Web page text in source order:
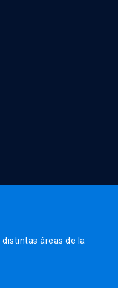
áreas de la